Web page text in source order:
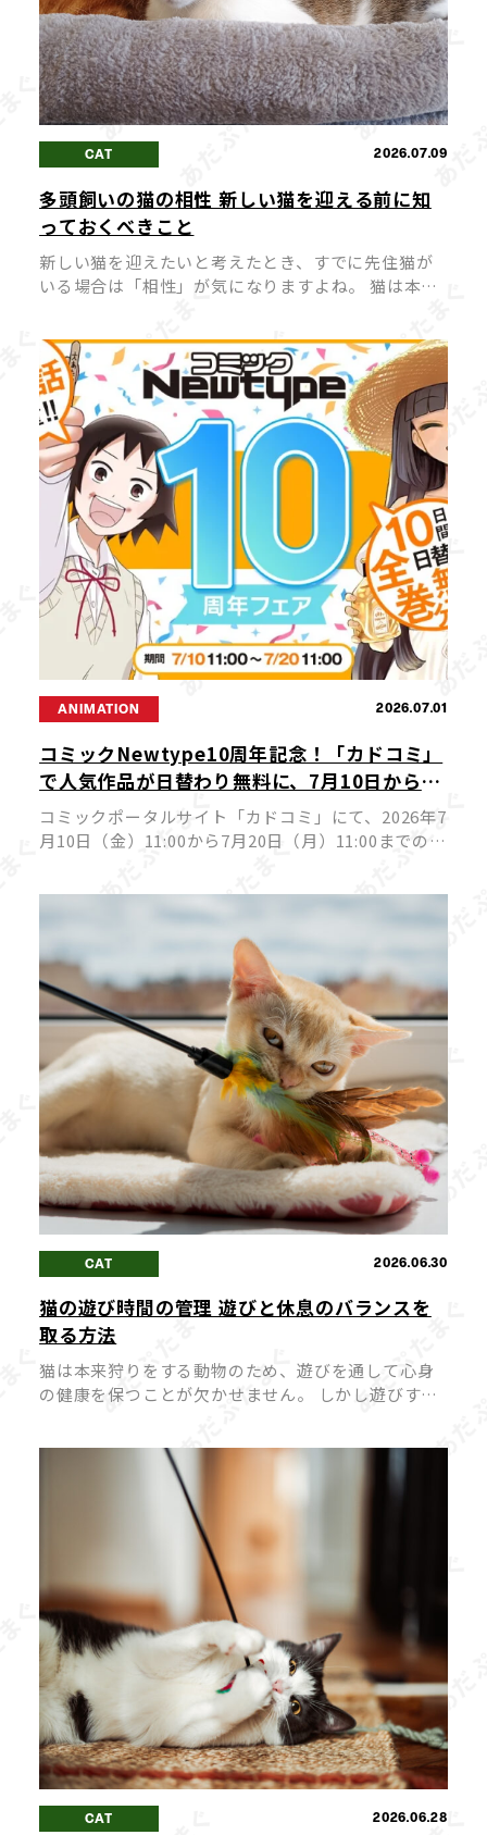
CAT 2026.07.09
多頭飼いの猫の相性 新しい猫を迎える前に知
っておくべきこと
新しい猫を迎えたいと考えたとき、すでに先住猫が
いる場合は「相性」が気になりますよね。 猫は本来
なってしまうことも。 猫同士が穏や […]
ANIMATION 2026.07.01
コミックNewtype10周年記念！「カドコミ」
で人気作品が日替わり無料に、7月10日から10
日間の豪華フェア開催
コミックポータルサイト「カドコミ」にて、2026年7
月10日（金）11:00から7月20日（月）11:00までの期
CAT 2026.06.30
猫の遊び時間の管理 遊びと休息のバランスを
取る方法
猫は本来狩りをする動物のため、遊びを通して心身
の健康を保つことが欠かせません。 しかし遊びすぎ
てストレスや体調不良の原因になってしまうこと
も。 愛猫が心身ともに健やかに過ごせ […]
CAT 2026.06.28